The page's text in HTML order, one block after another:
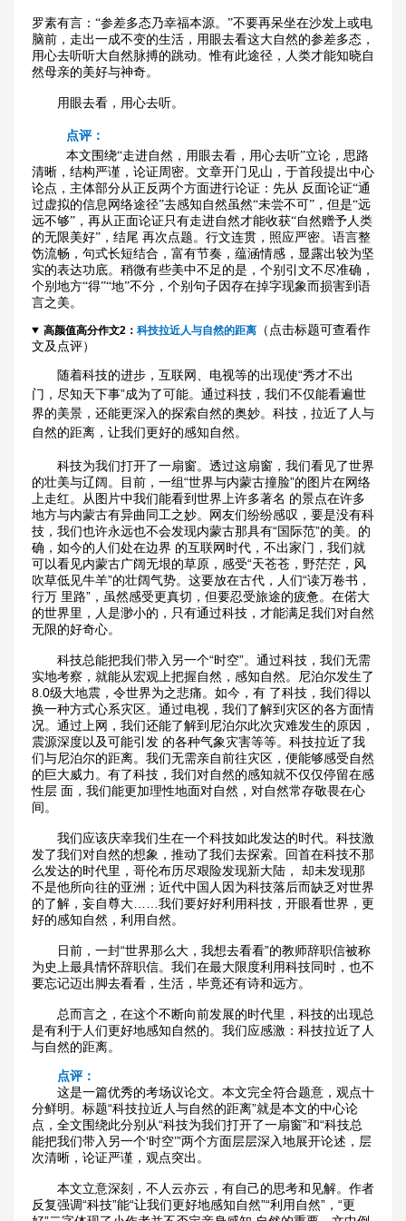
罗素有言：“参差多态乃幸福本源。”不要再呆坐在沙发上或电
脑前，走出一成不变的生活，用眼去看这大自然的参差多态，
用心去听听大自然脉搏的跳动。惟有此途径，人类才能知晓自
然母亲的美好与神奇。
用眼去看，用心去听。
点评：
本文围绕“走进自然，用眼去看，用心去听”立论，思路
清晰，结构严谨，论证周密。文章开门见山，于首段提出中心
论点，主体部分从正反两个方面进行论证：先从 反面论证“通
过虚拟的信息网络途径”去感知自然虽然“未尝不可”，但是“远
远不够”，再从正面论证只有走进自然才能收获“自然赠予人类
的无限美好”，结尾 再次点题。行文连贯，照应严密。语言整
饬流畅，句式长短结合，富有节奏，蕴涵情感，显露出较为坚
实的表达功底。稍微有些美中不足的是，个别引文不尽准确，
个别地方“得”“地”不分，个别句子因存在掉字现象而损害到语
言之美。
高颜值高分作文2： 科技拉近人与自然的距离（点击标题可查看作
文及点评）
随着科技的进步，互联网、电视等的出现使“秀才不出
门，尽知天下事”成为了可能。通过科技，我们不仅能看遍世
界的美景，还能更深入的探索自然的奥妙。科技，拉近了人与
自然的距离，让我们更好的感知自然。
科技为我们打开了一扇窗。透过这扇窗，我们看见了世界
的壮美与辽阔。目前，一组“世界与内蒙古撞脸”的图片在网络
上走红。从图片中我们能看到世界上许多著名 的景点在许多
地方与内蒙古有异曲同工之妙。网友们纷纷感叹，要是没有科
技，我们也许永远也不会发现内蒙古那具有“国际范”的美。的
确，如今的人们处在边界 的互联网时代，不出家门，我们就
可以看见内蒙古广阔无垠的草原，感受“天苍苍，野茫茫，风
吹草低见牛羊”的壮阔气势。这要放在古代，人们“读万卷书，
行万 里路”，虽然感受更真切，但要忍受旅途的疲惫。在偌大
的世界里，人是渺小的，只有通过科技，才能满足我们对自然
无限的好奇心。
科技总能把我们带入另一个“时空”。通过科技，我们无需
实地考察，就能从宏观上把握自然，感知自然。尼泊尔发生了
8.0级大地震，令世界为之悲痛。如今，有 了科技，我们得以
换一种方式心系灾区。通过电视，我们了解到灾区的各方面情
况。通过上网，我们还能了解到尼泊尔此次灾难发生的原因，
震源深度以及可能引发 的各种气象灾害等等。科技拉近了我
们与尼泊尔的距离。我们无需亲自前往灾区，便能够感受自然
的巨大威力。有了科技，我们对自然的感知就不仅仅停留在感
性层 面，我们能更加理性地面对自然，对自然常存敬畏在心
间。
我们应该庆幸我们生在一个科技如此发达的时代。科技激
发了我们对自然的想象，推动了我们去探索。回首在科技不那
么发达的时代里，哥伦布历尽艰险发现新大陆， 却未发现那
不是他所向往的亚洲；近代中国人因为科技落后而缺乏对世界
的了解，妄自尊大……我们要好好利用科技，开眼看世界，更
好的感知自然，利用自然。
日前，一封“世界那么大，我想去看看”的教师辞职信被称
为史上最具情怀辞职信。我们在最大限度利用科技同时，也不
要忘记迈出脚去看看，生活，毕竟还有诗和远方。
总而言之，在这个不断向前发展的时代里，科技的出现总
是有利于人们更好地感知自然的。我们应感激：科技拉近了人
与自然的距离。
点评：
这是一篇优秀的考场议论文。本文完全符合题意，观点十
分鲜明。标题“科技拉近人与自然的距离”就是本文的中心论
点，全文围绕此分别从“科技为我们打开了一扇窗”和“科技总
能把我们带入另一个‘时空’”两个方面层层深入地展开论述，层
次清晰，论证严谨，观点突出。
本文立意深刻，不人云亦云，有自己的思考和见解。作者
反复强调“科技”能“让我们更好地感知自然”“利用自然”，“更